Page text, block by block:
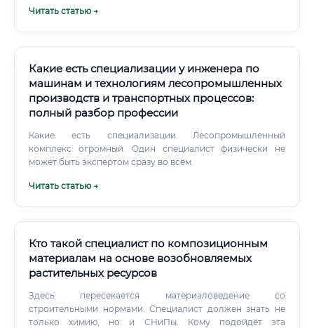
рассчитывать нагрузки и оптимизировать раскрой
Читать статью →
Какие есть специализации у инженера по
машинам и технологиям лесопромышленных
производств и транспортных процессов:
полный разбор профессии
Какие есть специализации Лесопромышленный
комплекс огромный. Один специалист физически не
может быть экспертом сразу во всём.
Читать статью →
Кто такой специалист по композиционным
материалам на основе возобновляемых
растительных ресурсов
Здесь пересекается материаловедение со
строительными нормами. Специалист должен знать не
только химию, но и СНиПы. Кому подойдёт эта